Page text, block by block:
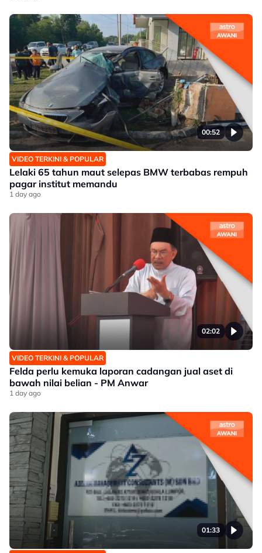
00:52
VIDEO TERKINI & POPULAR
Lelaki 65 tahun maut selepas BMW terbabas rempuh
pagar institut memandu
1 day ago
02:02
VIDEO TERKINI & POPULAR
Felda perlu kemuka laporan cadangan jual aset di
bawah nilai belian - PM Anwar
1 day ago
01:33